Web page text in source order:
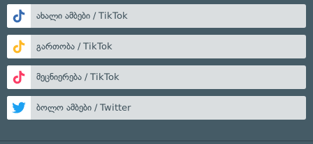
ახალი ამბები / TikTok
გართობა / TikTok
მეცნიერება / TikTok
ბოლო ამბები / Twitter